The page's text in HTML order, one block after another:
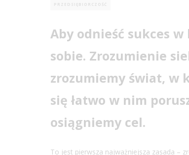
PRZEDSIĘBIORCZOŚĆ
Aby odnieść sukces
sobie. Zrozumienie
zrozumiemy świat, w
się łatwo w nim
osiągniemy cel.
To jest pierwsza najważniejsza zasada –